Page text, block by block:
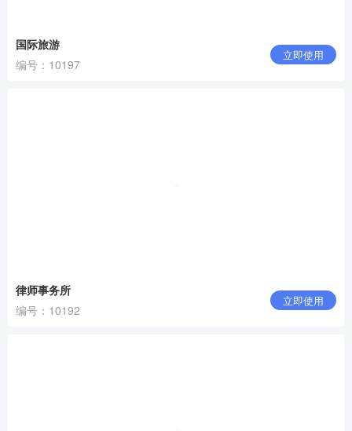
国际旅游
编号：10197
立即使用
律师事务所
编号：10192
立即使用